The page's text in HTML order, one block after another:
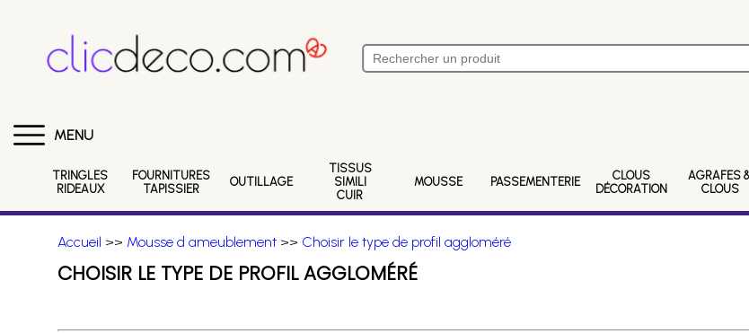
MENU
TRINGLES
RIDEAUX
FOURNITURES
TAPISSIER
OUTILLAGE
TISSUS
SIMILI
CUIR
MOUSSE PASSEMENTERIE
CLOUS
DÉCORATION
AGRAFES
CLOUS
Accueil >> Mousse d ameublement>> Choisir le type de profil aggloméré
CHOISIR LE TYPE DE PROFIL AGGLOMÉRÉ